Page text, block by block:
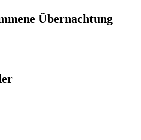
Übernachtung